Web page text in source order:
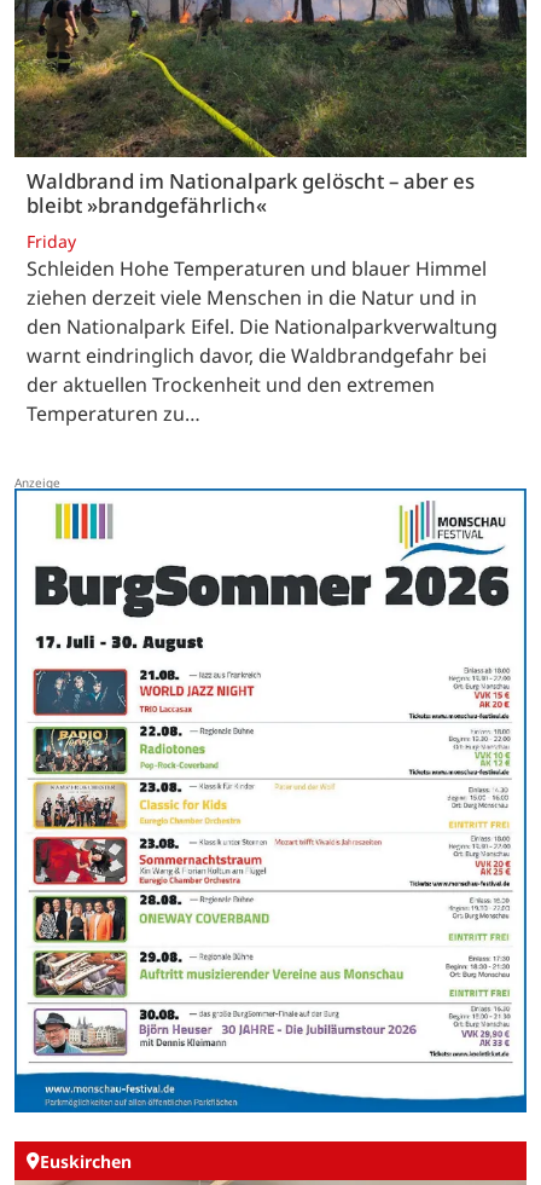
Waldbrand im Nationalpark gelöscht – aber es
bleibt »brandgefährlich«
Friday
Schleiden Hohe Temperaturen und blauer Himmel
ziehen derzeit viele Menschen in die Natur und in
den Nationalpark Eifel. Die Nationalparkverwaltung
warnt eindringlich davor, die Waldbrandgefahr bei
der aktuellen Trockenheit und den extremen
Temperaturen zu…
Euskirchen